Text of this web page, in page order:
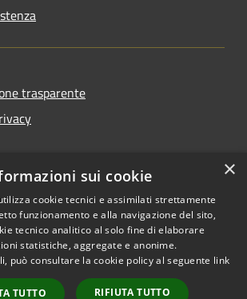
trasparente
accessibilità
Copyright © 2026 • Comune di
Adrara San Rocco • Powered
byMunicipium
Accesso
×
sui cookie
cookie tecnici e assimilati strettamente
funzionamento e alla navigazione del sito,
tecnico analitico al solo fine di elaborare
statistiche, aggregate e anonime.
può consultare la cookie policy al seguente link
TUTTO RIFIUTA TUTTO